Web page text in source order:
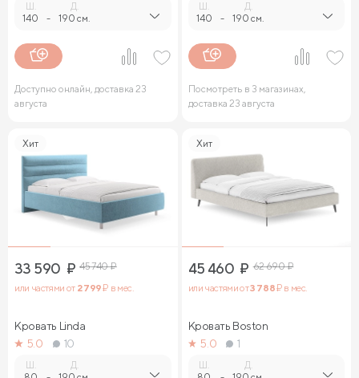
140 -
Д.
190 см.
Доступно онлайн, доставка 23
августа
140 -
Д.
190 см.
Посмотреть в 3 магазинах,
доставка 23 августа
Хит
33 590 ₽ 45 740₽
или частями от 2 799₽ в мес.
Кровать Linda
5.0
10
Д.
Хит
45 460 ₽ 62 690₽
или частями от3 788₽ в мес.
Кровать Boston
5.0
1
Д.